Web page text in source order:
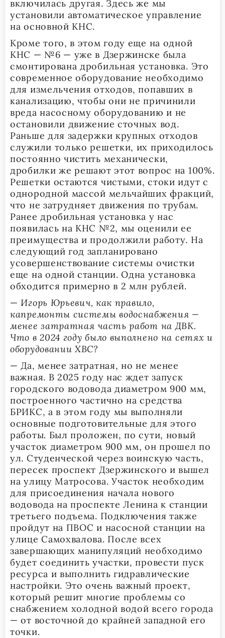
включилась другая. Здесь же мы
установили автоматическое управление
на основной КНС.
Кроме того, в этом году еще на одной
КНС — №6 — уже в Дзержинске была
смонтирована дробильная установка. Это
современное оборудование необходимо
для измельчения отходов, попавших в
канализацию, чтобы они не причинили
вреда насосному оборудованию и не
остановили движение сточных вод.
Раньше для задержки крупных отходов
служили только решетки, их приходилось
постоянно чистить механически,
дробилки же решают этот вопрос на 100%.
Решетки остаются чистыми, стоки идут с
однородной массой мельчайших фракций,
что не затрудняет движения по трубам.
Ранее дробильная установка у нас
появилась на КНС №2, мы оценили ее
преимущества и продолжили работу. На
следующий год запланировано
усовершенствование системы очистки
еще на одной станции. Одна установка
обходится примерно в 2 млн рублей.
— Игорь Юрьевич, как правило,
капремонты системы водоснабжения —
менее затратная часть работ на ДВК.
Что в 2024 году было выполнено на сетях и
оборудовании ХВС?
— Да, менее затратная, но не менее
важная. В 2025 году нас ждет запуск
городского водовода диаметром 900 мм,
построенного частично на средства
БРИКС, а в этом году мы выполняли
основные подготовительные для этого
работы. Был проложен, по сути, новый
участок диаметром 900 мм, он прошел по
ул. Студенческой через воинскую часть,
пересек проспект Дзержинского и вышел
на улицу Матросова. Участок необходим
для присоединения начала нового
водовода на проспекте Ленина к станции
третьего подъема. Подключения также
пройдут на ПВОС и насосной станции на
улице Самохвалова. После всех
завершающих манипуляций необходимо
будет соединить участки, провести пуск
ресурса и выполнить гидравлические
настройки. Это очень важный проект,
который решит многие проблемы со
снабжением холодной водой всего города
— от восточной до крайней западной его
точки.